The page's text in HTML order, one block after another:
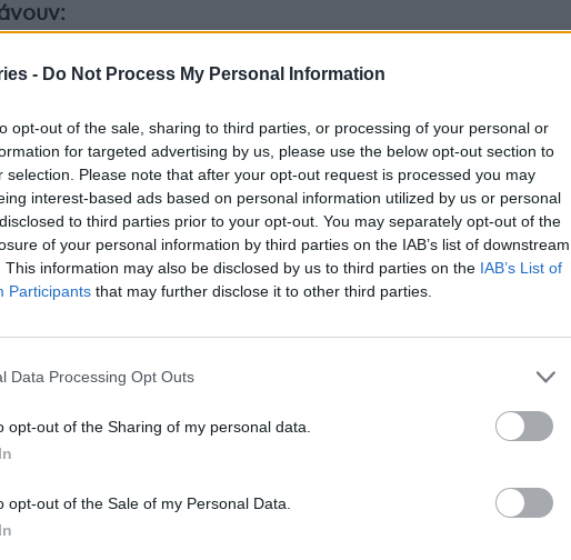
- Do Not Process My Personal Information
opt-out of the sale, sharing to third parties, or processing of your personal or
for targeted advertising by us, please use the below opt-out section to
selection. Please note that after your opt-out request is processed you may
interest-based ads based on personal information utilized by us or personal
to third parties prior to your opt-out. You may separately opt-out of the
of your personal information by third parties on the IAB’s list of downstream
This information may also be disclosed by us to third parties on the IAB’s List of
Participants that may further disclose it to other third parties.
Data Processing Opt Outs
opt-out of the Sharing of my personal data.
opt-out of the Sale of my Personal Data.
:
κατά του SARS-CoV-2 και της γρίπης
εισάγουν αυτό το εμβόλιο), προκειμένου να
σε σοβαρή νόσο.
επειγόντων περιστατικών και των ΜΕΘ
την επαρκή στελέχωση και τη δυναμικότητα
ενηλίκων όσο και για τα παιδιατρικά
υγειονομικής περίθαλψης για την
και ελέγχου των λοιμώξεων (IPC), ώστε
σε χώρους υγειονομικής περίθαλψης
αυτούς τους χώρους, συμπεριλαμβανομένων
φροντίδας (LTCF).
του τομέα της υγειονομικής περίθαλψης,
των περιστατικών και να ενισχυθεί η
διαχείριση του αυξημένου φόρτου ασθενών
και στις μονάδες εντατικής θεραπείας